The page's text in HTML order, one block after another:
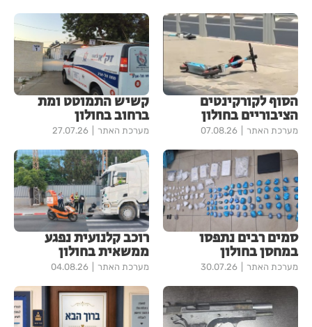
הסוף לקורקינטים
הציבוריים בחולון
מערכת האתר 07.08.26
קשיש התמוטט ומת
ברחוב בחולון
מערכת האתר 27.07.26
סמים רבים נתפסו
במחסן בחולון
מערכת האתר 30.07.26
רוכב קלנועית נפגע
ממשאית בחולון
מערכת האתר 04.08.26